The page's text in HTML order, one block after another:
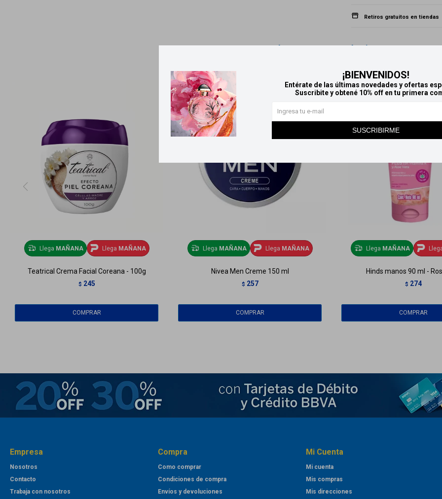
¡BIENVENIDOS!
Entérate de las últimas novedades y ofertas
Suscribite y obtené 10% off en tu primera
SUSCRIBIRME
Retiros gratuitos en tiendas
Productos que te pueden interesar
Llega MAÑANA Llega MAÑANA
Teatrical Crema Facial Coreana - 100g
$ 245
Llega MAÑANA Llega MAÑANA
Nivea Men Creme 150 ml
$ 257
Llega MAÑANA
Hinds manos 90 ml -
$ 274
Empresa
Nosotros
Contacto
Trabaja con nosotros
Compra
Como comprar
Condiciones de compra
Envíos y devoluciones
Mi Cuenta
Mi cuenta
Mis compras
Mis direcciones